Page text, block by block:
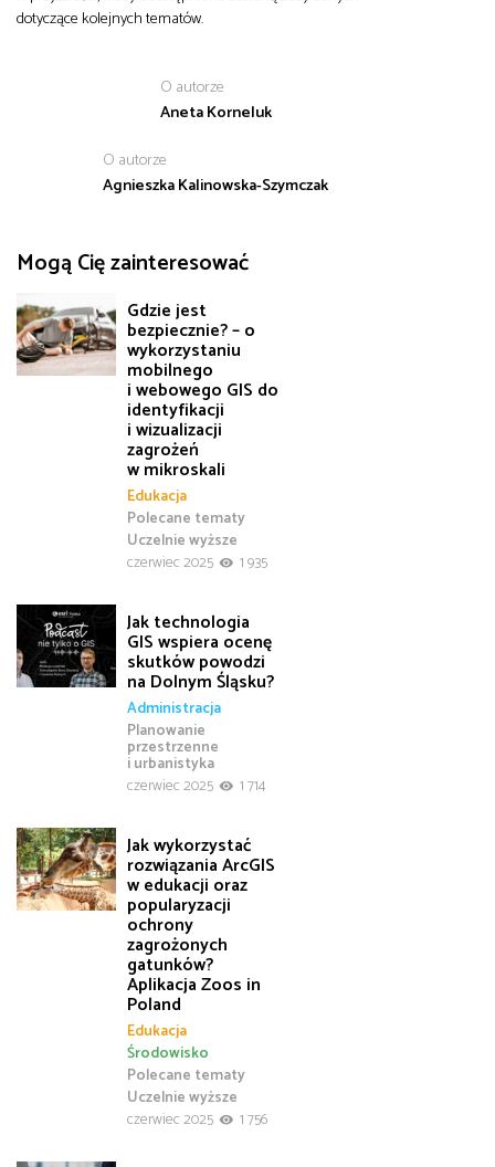
dotyczące kolejnych tematów.
O autorze
Aneta Korneluk
O autorze
Agnieszka Kalinowska-Szymczak
Mogą Cię zainteresować
Gdzie jest
bezpiecznie? – o
wykorzystaniu
mobilnego
i webowego GIS do
identyfikacji
i wizualizacji
zagrożeń
w mikroskali
Edukacja
Polecane tematy
Uczelnie wyższe
czerwiec 2025
1 935
Jak technologia
GIS wspiera ocenę
skutków powodzi
na Dolnym Śląsku?
Administracja
Planowanie
przestrzenne
i urbanistyka
czerwiec 2025
1 714
Jak wykorzystać
rozwiązania ArcGIS
w edukacji oraz
popularyzacji
ochrony
zagrożonych
gatunków?
Aplikacja Zoos in
Poland
Edukacja
Polecane tematy
Środowisko
Uczelnie wyższe
czerwiec 2025
1 756